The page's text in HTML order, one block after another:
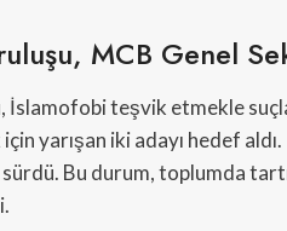
MCB Genel
İslamofobi teşvik etmekle
yarışan iki adayı hedef
Bu durum, toplumda